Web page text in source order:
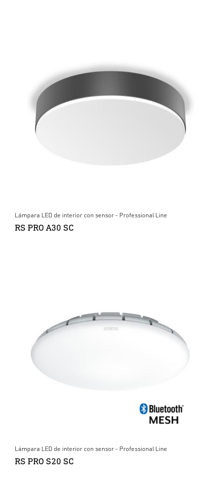
Lámpara LED de interior con sensor - Professional Line
RS PRO A30 SC
Lámpara LED de interior con sensor - Professional Line
RS PRO S20 SC